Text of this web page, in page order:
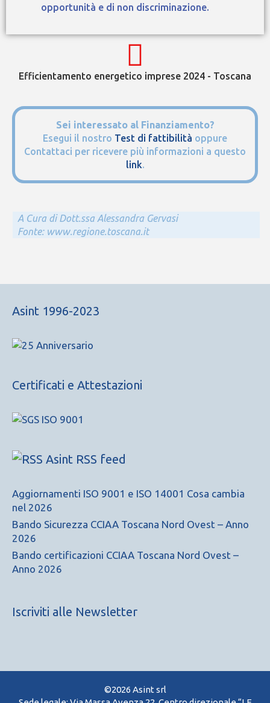
opportunità e di non discriminazione.
Efficientamento energetico imprese 2024 - Toscana
Sei interessato al Finanziamento?
Esegui il nostro Test di fattibilità oppure
Contattaci per ricevere più informazioni a questo
link.
A Cura di Dott.ssa Alessandra Gervasi
Fonte: www.regione.toscana.it
Asint 1996-2023
Certificati e Attestazioni
Asint RSS feed
Aggiornamenti ISO 9001 e ISO 14001 Cosa cambia
nel 2026
Bando Sicurezza CCIAA Toscana Nord Ovest – Anno
2026
Bando certificazioni CCIAA Toscana Nord Ovest –
Anno 2026
Iscriviti alle Newsletter
©2026 Asint srl